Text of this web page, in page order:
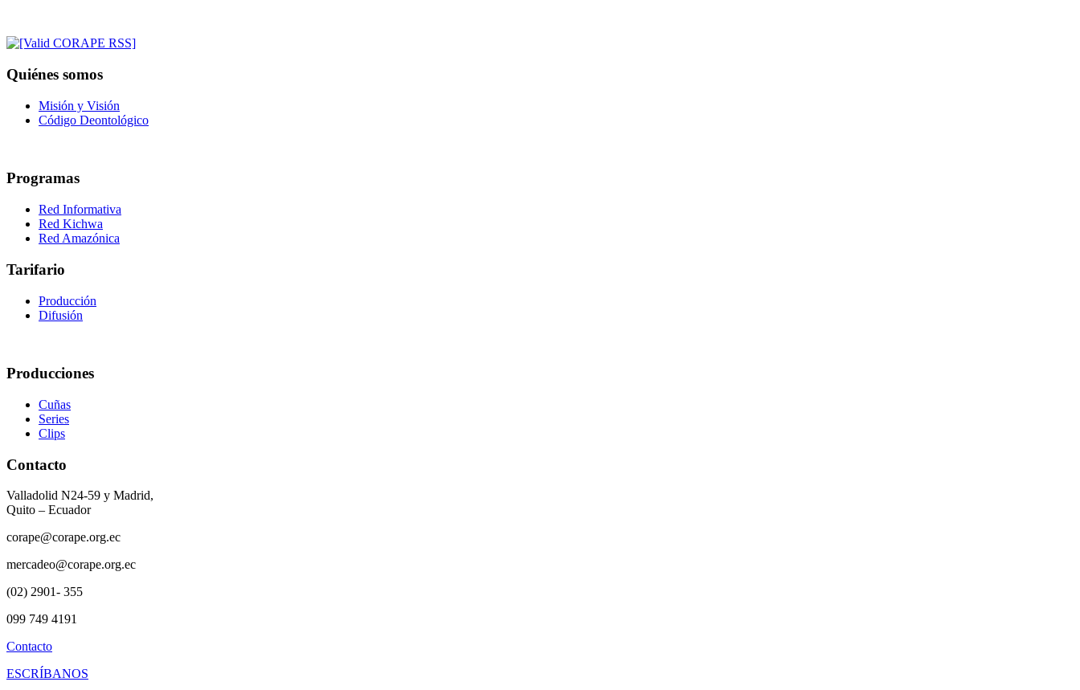
Quiénes somos
Misión y Visión
Código Deontológico
Programas
Red Informativa
Red Kichwa
Red Amazónica
Tarifario
Producción
Difusión
Producciones
Cuñas
Series
Clips
Contacto
Valladolid N24-59 y Madrid,
Quito – Ecuador
corape@corape.org.ec
mercadeo@corape.org.ec
(02) 2901- 355
099 749 4191
Contacto
ESCRÍBANOS